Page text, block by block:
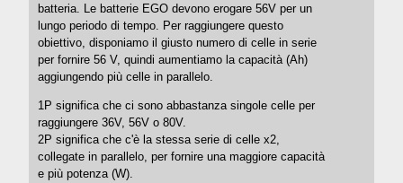
batteria. Le batterie EGO devono erogare 56V per un
lungo periodo di tempo. Per raggiungere questo
obiettivo, disponiamo il giusto numero di celle in serie
per fornire 56 V, quindi aumentiamo la capacità (Ah)
aggiungendo più celle in parallelo.
1P significa che ci sono abbastanza singole celle per
raggiungere 36V, 56V o 80V.
2P significa che c'è la stessa serie di celle x2,
collegate in parallelo, per fornire una maggiore capacità
e più potenza (W).